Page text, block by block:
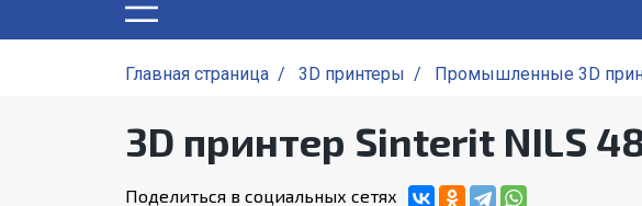
Главная страница / 3D принтеры / Промышленные 3D
3D принтер Sinterit NILS
Поделиться в социальных сетях